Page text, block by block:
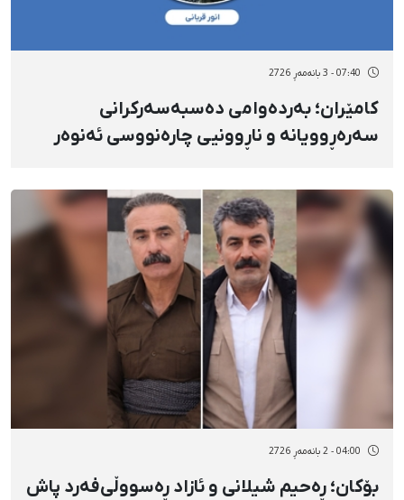
07:40 - 3 بانەمەڕ 2726
کامێران؛ بەردەوامی دەسبەسەرکرانی
سەرەڕوویانە و ناڕوونیی چارەنووسی ئەنوەر
04:00 - 2 بانەمەڕ 2726
بۆکان؛ ڕەحیم شیلانی و ئازاد ڕەسووڵی‌فەرد پاش